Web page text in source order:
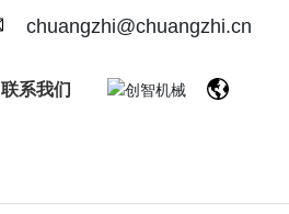
chuangzhi@chuangzhi.cn
联系我们